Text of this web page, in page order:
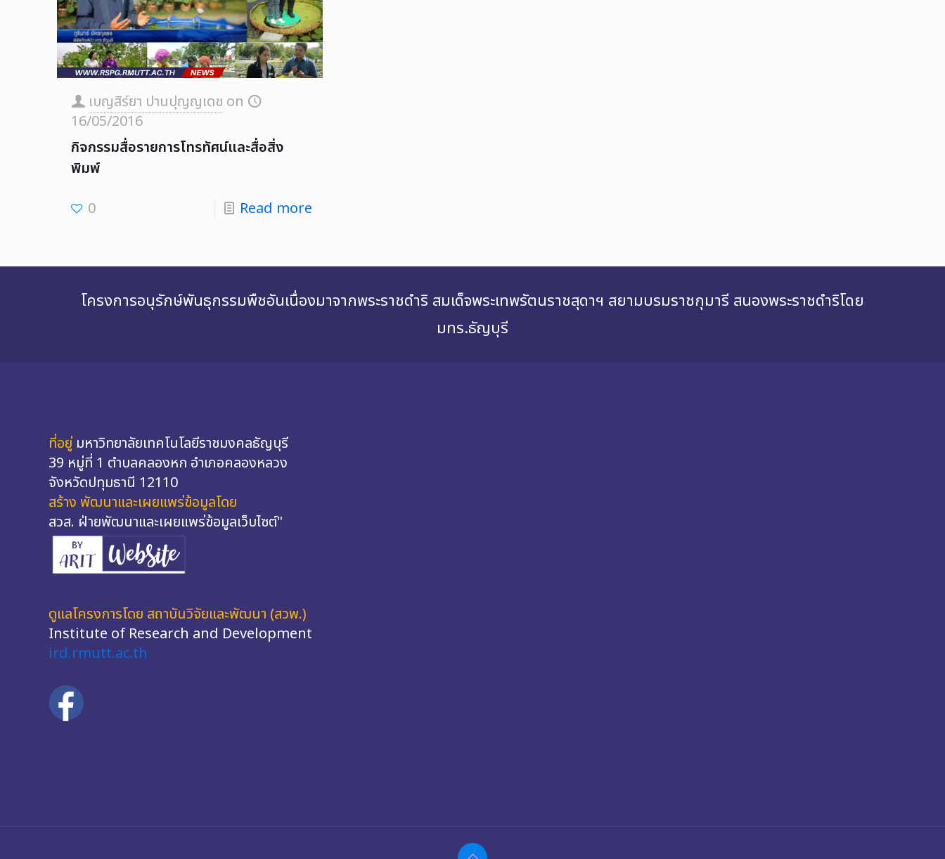
เบญสิร์ยา ปานปุญญเดช on
16/05/2016
กิจกรรมสื่อรายการโทรทัศน์และสื่อสิ่ง
พิมพ์
0
Read more
โครงการอนุรักษ์พันธุกรรมพืชอันเนื่องมาจากพระราชดำริ สมเด็จพระเทพรัตนราชสุดาฯ สยามบรมราชกุมารี สนองพระราชดำริโดย
มทร.ธัญบุรี
ที่อยู่ มหาวิทยาลัยเทคโนโลยีราชมงคลธัญบุรี
39 หมู่ที่ 1 ตำบลคลองหก อำเภอคลองหลวง
จังหวัดปทุมธานี 12110
สร้าง พัฒนาและเผยแพร่ข้อมูลโดย
สวส. ฝ่ายพัฒนาและเผยแพร่ข้อมูลเว็บไซต์"
ดูแลโครงการโดย สถาบันวิจัยและพัฒนา (สวพ.)
Institute of Research and Development
ird.rmutt.ac.th